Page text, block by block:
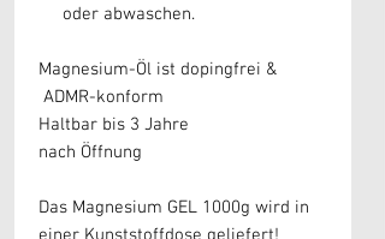
oder abwaschen.
Magnesium-Öl ist dopingfrei &
ADMR-konform
Haltbar bis 3 Jahre
nach Öffnung
Das Magnesium GEL 1000g wird in